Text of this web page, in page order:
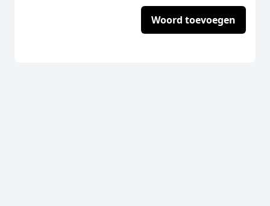
Woord toevoegen